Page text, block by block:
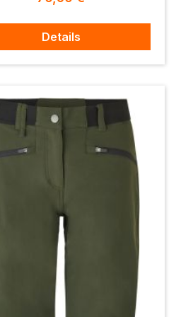
Details